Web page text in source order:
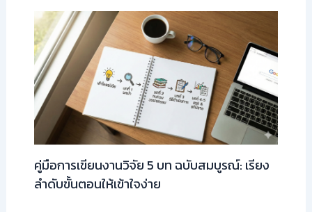
คู่มือการเขียนงานวิจัย 5 บท ฉบับสมบูรณ์: เรียง
ลำดับขั้นตอนให้เข้าใจง่าย